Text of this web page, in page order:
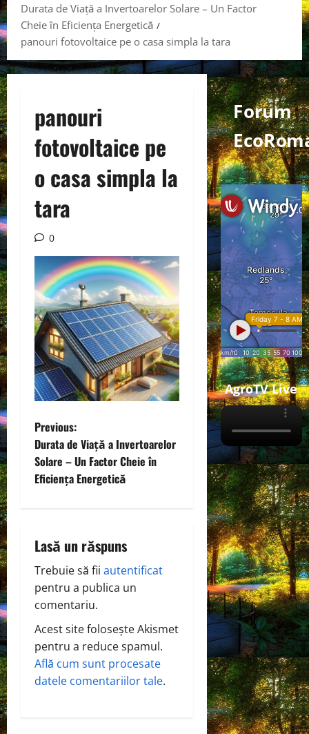
Durata de Viață a Invertoarelor Solare – Un Factor
Cheie în Eficiența Energetică
panouri fotovoltaice pe o casa simpla la tara
panouri
fotovoltaice pe
o casa simpla la
tara
0
P
o
s
n
a
v
i
g
a
Previous:
Durata de Viață a Invertoarelor
Solare – Un Factor Cheie în
Eficiența Energetică
Lasă un răspuns
Trebuie să fii autentificat
pentru a publica un
comentariu.
Acest site folosește Akismet
pentru a reduce spamul.
Află cum sunt procesate
datele comentariilor tale.
Forum
AgroTV Live